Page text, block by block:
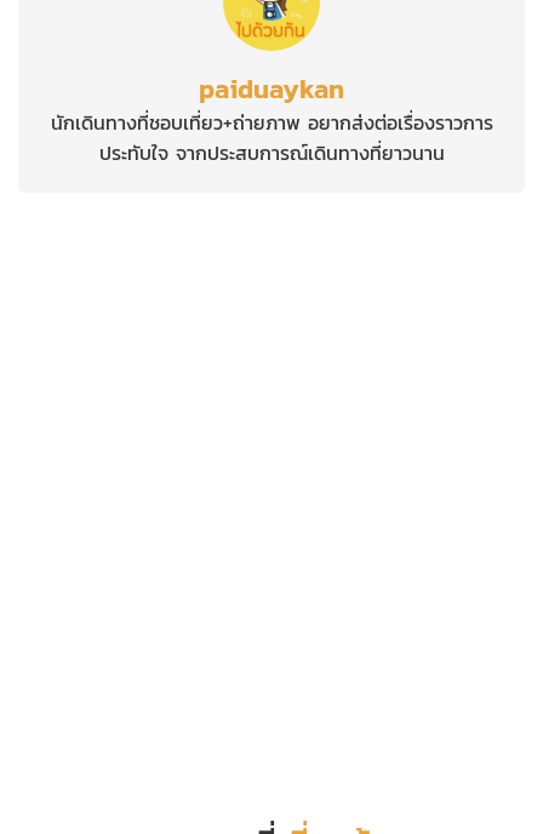
paiduaykan
นักเดินทางที่ชอบเที่ยว+ถ่ายภาพ อยากส่งต่อเรื่องราวการ
ประทับใจ จากประสบการณ์เดินทางที่ยาวนาน